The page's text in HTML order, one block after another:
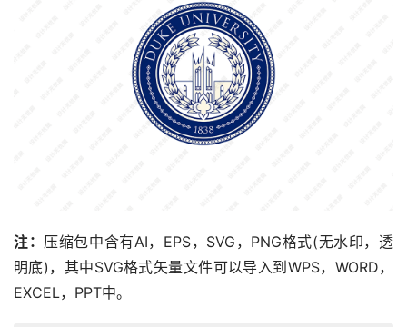
注： 压缩包中含有AI，EPS，SVG，PNG格式(无水印，透
明底)，其中SVG格式矢量文件可以导入到WPS，WORD，
EXCEL，PPT中。